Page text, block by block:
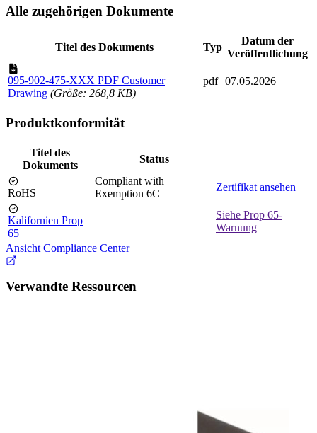
Alle zugehörigen Dokumente
Titel des Dokuments Typ
Datum der
Veröffentlichung
095-902-475-XXX PDF Customer
Drawing (Größe: 268,8 KB)
pdf 07.05.2026
Produktkonformität
Titel des
Dokuments
Status
RoHS
Compliant with
Exemption 6C
Zertifikat ansehen
Kalifornien Prop
65
Siehe Prop 65-
Warnung
Ansicht Compliance Center
Verwandte Ressourcen